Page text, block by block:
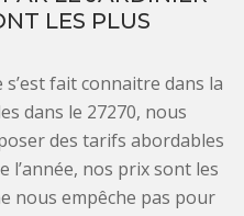
LES PLUS
fait connaitre dans la
dans le 27270, nous
des tarifs abordables
l’année, nos prix sont les
nous empêche pas pour